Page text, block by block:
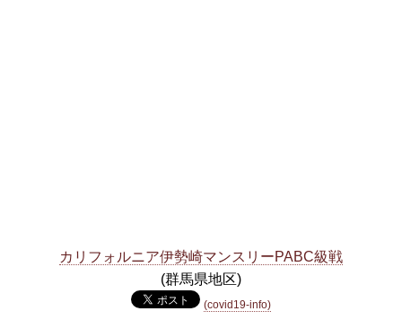
カリフォルニア伊勢崎マンスリーPABC級戦
(群馬県地区)
(covid19-info)